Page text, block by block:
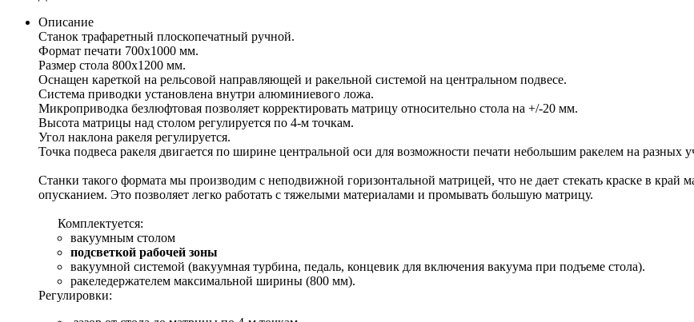
Описание
Станок трафаретный плоскопечатный ручной.
Формат печати 700х1000 мм.
Размер стола 800х1200 мм.
Оснащен кареткой на рельсовой направляющей и ракельной системой на центральном подвесе.
Система приводки установлена внутри алюминиевого ложа.
Микроприводка безлюфтовая позволяет корректировать матрицу относительно стола на +/-20 мм.
Высота матрицы над столом регулируется по 4-м точкам.
Угол наклона ракеля регулируется.
Точка подвеса ракеля двигается по ширине центральной оси для возможности печати небольшим ракелем на разных
Станки такого формата мы производим с неподвижной горизонтальной матрицей, что не дает стекать краске в
опусканием. Это позволяет легко работать с тяжелыми материалами и промывать большую матрицу.
Комплектуется:
вакуумным столом
подсветкой рабочей зоны
вакуумной системой (вакуумная турбина, педаль, концевик для включения вакуума при подъеме стола).
ракеледержателем максимальной ширины (800 мм).
Регулировки: